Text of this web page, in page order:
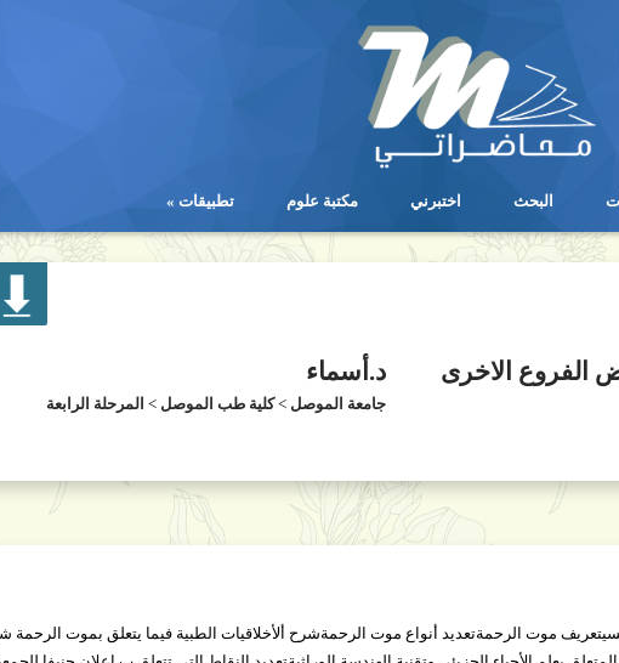
اختبرني
البحث اختبرني مكتبة علوم تطبيقات
الفروع الاخرى د.أسماء
جامعة الموصل >كلية طب الموصل > المرحلة الرابعة
موت الرحمةتعديد أنواع موت الرحمةشرح ألأخلاقيات الطبية فيما يتعلق بموت الرحمة